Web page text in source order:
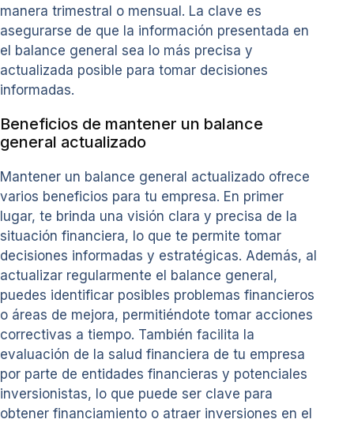
manera trimestral o mensual. La clave es
asegurarse de que la información presentada en
el balance general sea lo más precisa y
actualizada posible para tomar decisiones
informadas.
Beneficios de mantener un balance
general actualizado
Mantener un balance general actualizado ofrece
varios beneficios para tu empresa. En primer
lugar, te brinda una visión clara y precisa de la
situación financiera, lo que te permite tomar
decisiones informadas y estratégicas. Además, al
actualizar regularmente el balance general,
puedes identificar posibles problemas financieros
o áreas de mejora, permitiéndote tomar acciones
correctivas a tiempo. También facilita la
evaluación de la salud financiera de tu empresa
por parte de entidades financieras y potenciales
inversionistas, lo que puede ser clave para
obtener financiamiento o atraer inversiones en el